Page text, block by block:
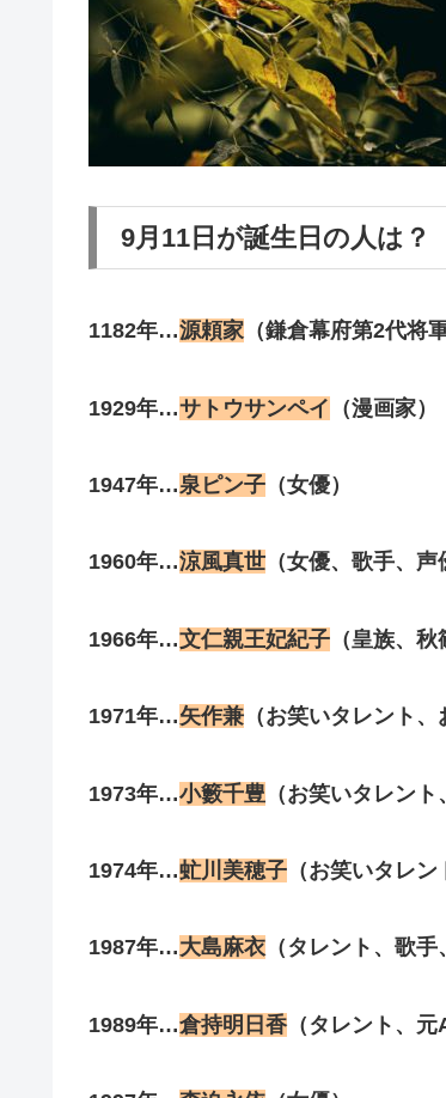
9月11日が誕生日の人は？
1182年…源頼家 （鎌倉幕府第2代将軍
1929年…サトウサンペイ （漫画家）
1947年…泉ピン子 （女優）
1960年…涼風真世 （女優、歌手、声
1966年…文仁親王妃紀子 （皇族、秋
1971年…矢作兼 （お笑いタレント、
1973年…小籔千豊 （お笑いタレント
1974年…虻川美穂子 （お笑いタレン
1987年…大島麻衣 （タレント、歌手
1989年…倉持明日香 （タレント、元